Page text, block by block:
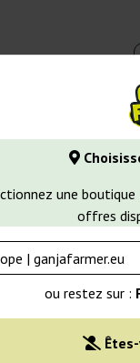
une
offres
ou restez sur :
Cannabis